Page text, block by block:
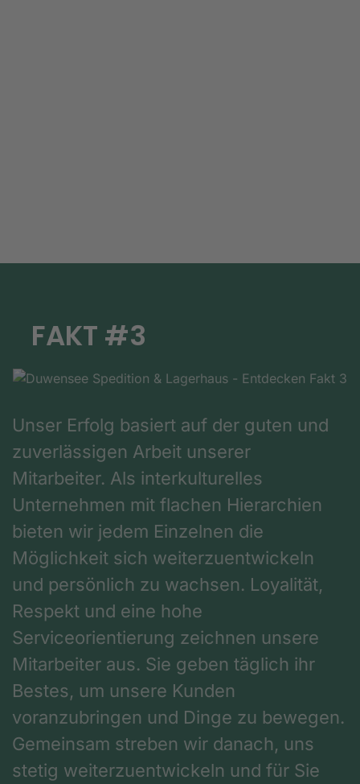
FAKT #3
Unser Erfolg basiert auf der guten und
zuverlässigen Arbeit unserer
Mitarbeiter. Als interkulturelles
Unternehmen mit flachen Hierarchien
bieten wir jedem Einzelnen die
Möglichkeit sich weiterzuentwickeln
und persönlich zu wachsen. Loyalität,
Respekt und eine hohe
Serviceorientierung zeichnen unsere
Mitarbeiter aus. Sie geben täglich ihr
Bestes, um unsere Kunden
voranzubringen und Dinge zu bewegen.
Gemeinsam streben wir danach, uns
stetig weiterzuentwickeln und für Sie